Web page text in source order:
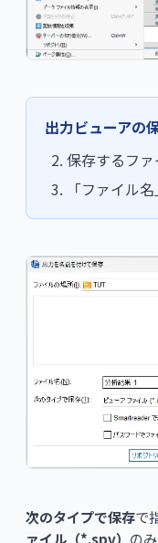
出力ビューアの
保存するファ
「ファイル
次のタイプで保存で
ァイル（*.spv） の